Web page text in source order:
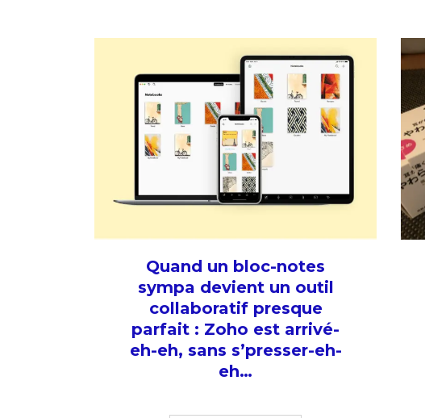
Quand un bloc-notes
sympa devient un outil
collaboratif presque
parfait : Zoho est arrivé-
eh-eh, sans s’presser-eh-
eh…